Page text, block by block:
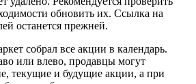
обновить их. Ссылка на
останется прежней.
собрал все акции в календарь.
или влево, продавцы могут
текущие и будущие акции, а при